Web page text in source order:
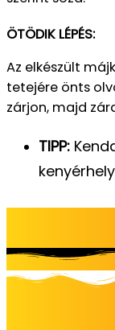
ÖTÖDIK LÉPÉS:
Az elkészült
tetejére önts
zárjon, majd
TIPP: